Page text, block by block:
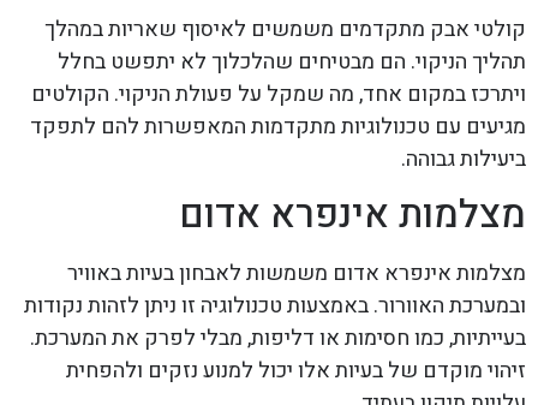
קולטי אבק מתקדמים משמשים לאיסוף שאריות במהלך
תהליך הניקוי. הם מבטיחים שהלכלוך לא יתפשט בחלל
ויתרכז במקום אחד, מה שמקל על פעולת הניקוי. הקולטים
מגיעים עם טכנולוגיות מתקדמות המאפשרות להם לתפקד
ביעילות גבוהה.
מצלמות אינפרא אדום
מצלמות אינפרא אדום משמשות לאבחון בעיות באוויר
ובמערכת האוורור. באמצעות טכנולוגיה זו ניתן לזהות נקודות
בעייתיות, כמו חסימות או דליפות, מבלי לפרק את המערכת.
זיהוי מוקדם של בעיות אלו יכול למנוע נזקים ולהפחית